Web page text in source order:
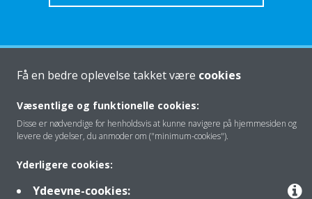
Om os
Klimaløsning
Få en bedre oplevelse takket være cookies
Væsentlige og funktionelle cookies:
Disse er nødvendige for henholdsvis at kunne navigere på hjemmesiden og
levere de ydelser, du anmoder om ("minimum-cookies").
Yderligere cookies:
Ydeevne-cookies: